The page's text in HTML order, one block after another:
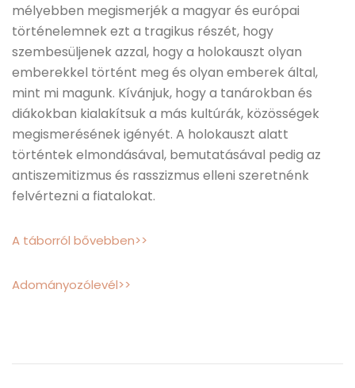
mélyebben megismerjék a magyar és európai
történelemnek ezt a tragikus részét, hogy
szembesüljenek azzal, hogy a holokauszt olyan
emberekkel történt meg és olyan emberek által,
mint mi magunk. Kívánjuk, hogy a tanárokban és
diákokban kialakítsuk a más kultúrák, közösségek
megismerésének igényét. A holokauszt alatt
történtek elmondásával, bemutatásával pedig az
antiszemitizmus és rasszizmus elleni szeretnénk
felvértezni a fiatalokat.
A táborról bővebben>>
Adományozólevél>>